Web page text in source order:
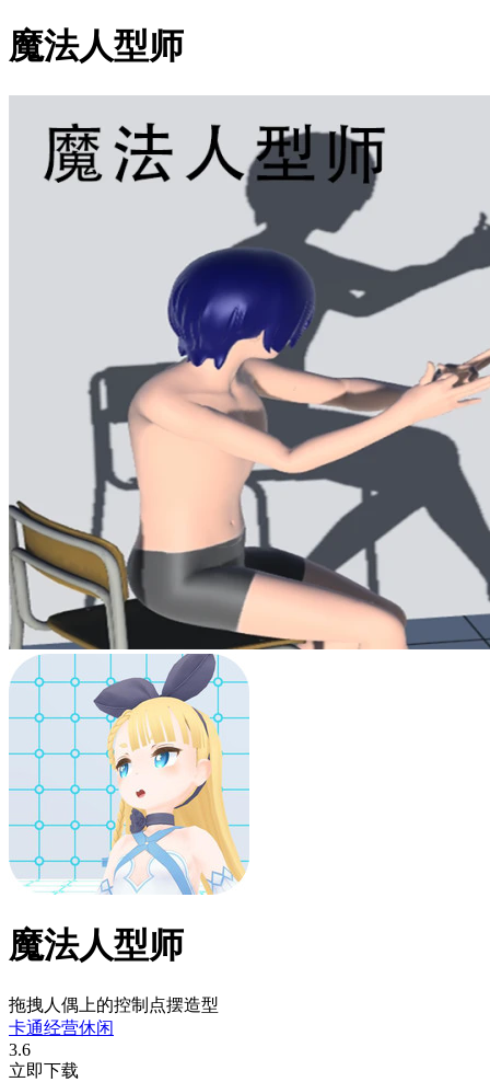
魔法人型师
魔法人型师
拖拽人偶上的控制点摆造型
卡通经营休闲
3.6
立即下载